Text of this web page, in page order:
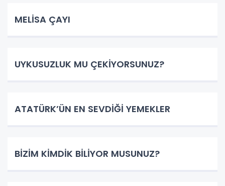
MELİSA ÇAYI
UYKUSUZLUK MU ÇEKİYORSUNUZ?
ATATÜRK’ÜN EN SEVDİĞİ YEMEKLER
BİZİM KİMDİK BİLİYOR MUSUNUZ?